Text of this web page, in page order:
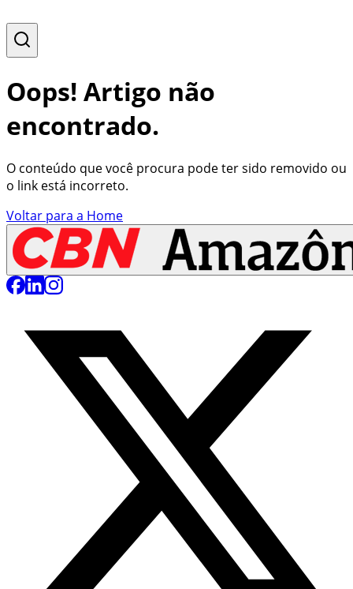
Oops! Artigo não
encontrado.
O conteúdo que você procura pode ter sido removido ou
o link está incorreto.
Voltar para a Home